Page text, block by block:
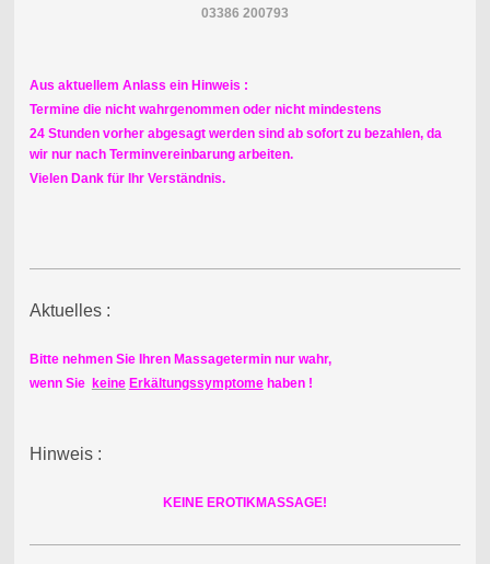
03386 200793
Aus aktuellem Anlass ein Hinweis :
Termine die nicht wahrgenommen oder nicht mindestens
24 Stunden vorher abgesagt werden sind ab sofort zu bezahlen, da
wir nur nach Terminvereinbarung arbeiten.
Vielen Dank für Ihr Verständnis.
Aktuelles :
Bitte nehmen Sie Ihren Massagetermin nur wahr,
wenn Sie keine Erkältungssymptomehaben !
Hinweis :
KEINE EROTIKMASSAGE!